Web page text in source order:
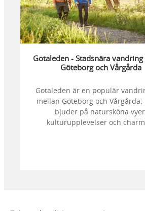
Gotaleden - Stadsnära
Göteborg och Vårgårda
Gotaleden är en populär
mellan Göteborg och Vårgårda.
bjuder på natursköna
kulturupplevelser och